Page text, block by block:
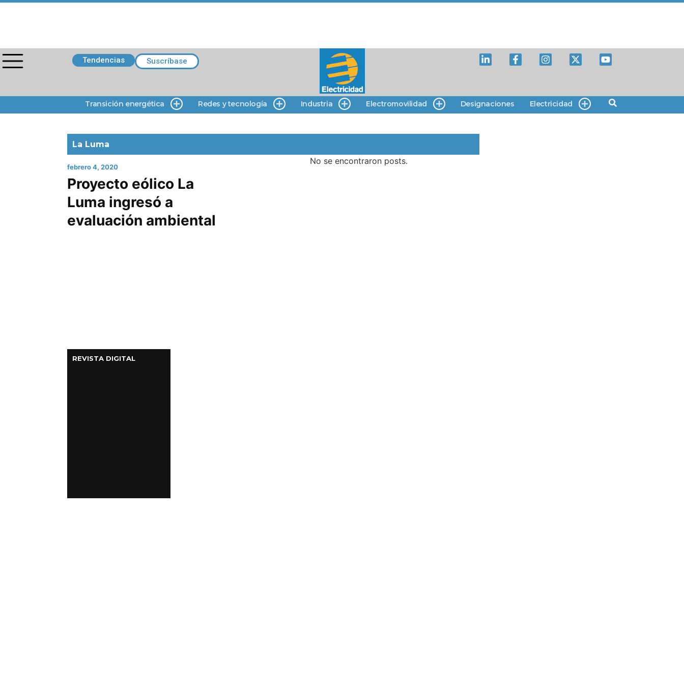
Tendencias Suscríbase
Transición energética Redes y tecnología Industria Electromovilidad Designaciones Electricidad
La Luma
febrero 4, 2020
Proyecto eólico La
Luma ingresó a
evaluación ambiental
No se encontraron posts.
REVISTA DIGITAL